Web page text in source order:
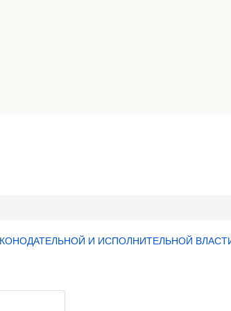
И ИСПОЛНИТЕЛЬНОЙ